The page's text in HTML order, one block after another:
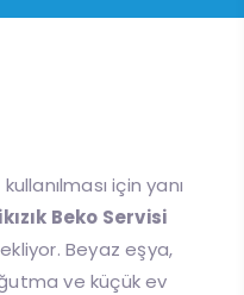
için yanı
Beko Servisi
Beyaz eşya,
ve küçük ev